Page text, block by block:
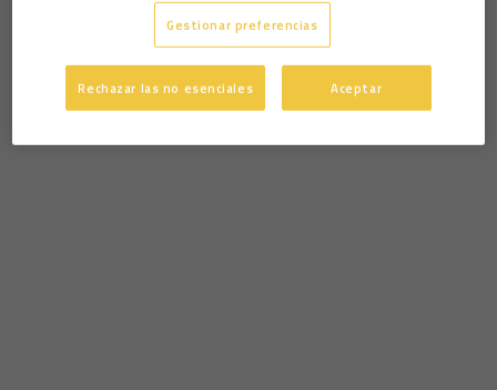
Gestionar preferencias
Rechazar las no esenciales Aceptar